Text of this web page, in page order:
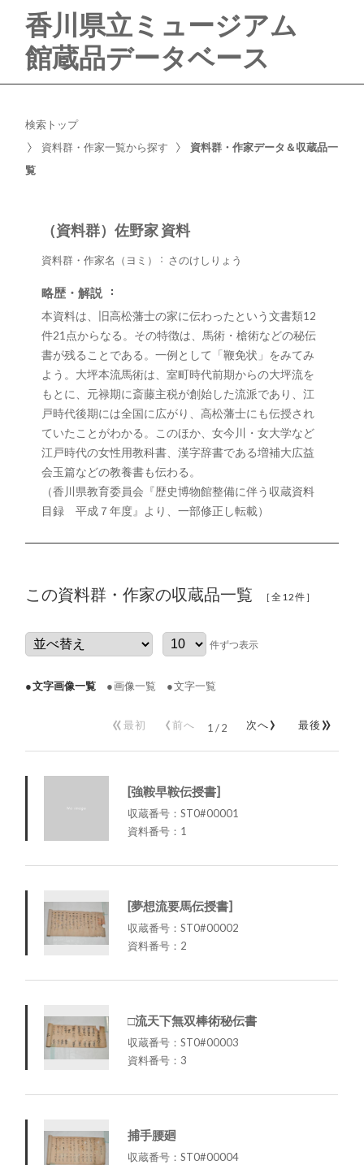
香川県立ミュージアム
館蔵品データベース
検索トップ
資料群・作家一覧から探す
資料群・作家データ＆収蔵品一
覧
（資料群）佐野家 資料
資料群・作家名（ヨミ） さのけしりょう
略歴・解説
本資料は、旧高松藩士の家に伝わったという文書類12
件21点からなる。その特徴は、馬術・槍術などの秘伝
書が残ることである。一例として「鞭免状」をみてみ
よう。大坪本流馬術は、室町時代前期からの大坪流を
もとに、元禄期に斎藤主税が創始した流派であり、江
戸時代後期には全国に広がり、高松藩士にも伝授され
ていたことがわかる。このほか、女今川・女大学など
江戸時代の女性用教科書、漢字辞書である増補大広益
会玉篇などの教養書も伝わる。
（香川県教育委員会『歴史博物館整備に伴う収蔵資料
目録 平成７年度』より、一部修正し転載）
この資料群・作家の収蔵品一覧 ［全12件］
件ずつ表示
文字画像一覧 画像一覧 文字一覧
«最初 ‹前へ 1 /2 次へ› 最後 »
[強鞍早鞍伝授書]
収蔵番号：ST0#00001
資料番号：1
[夢想流要馬伝授書]
収蔵番号：ST0#00002
資料番号：2
□流天下無双棒術秘伝書
収蔵番号：ST0#00003
資料番号：3
捕手腰廻
収蔵番号：ST0#00004